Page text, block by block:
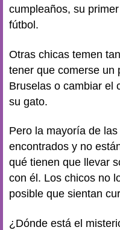
cumpleaños, su
fútbol.
Otras chicas temen
tener que comerse un
Bruselas o cambiar el
su gato.
Pero la mayoría de
encontrados y no
qué tienen que llevar
con él. Los chicos no
posible que sientan
¿Dónde está el